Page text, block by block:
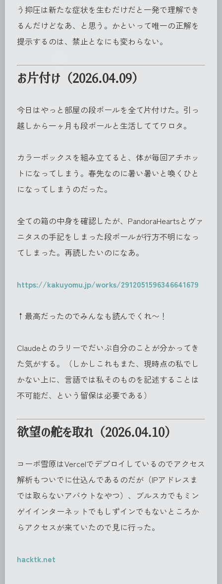
う抑圧は新たな症状を生むだけだと一発で理解でき
るんだけどなあ、と思う。かといって唯一の正解を
提示するのは、禁止となにも変わらない。
お片付け（2026.04.09）
今日はやっと部屋の段ボールを全て片付けた。引っ
越しから一ヶ月も段ボールと生活しててワロタ。
カラーボックスを組み立てると、体が毎回アチホッ
トになってしまう。春先なのに暑い暑いと喚くひと
になってしまうのだった。
全ての箱の中身を確認したが、PandoraHeartsとヴァ
ニタスの手記をしまった段ボールが行方不明になっ
てしまった。再読したいのになあ。
https://kakuyomu.jp/works/2912051596346641679
↑最高だったのでみんなも読んでくれ〜！
Claudeとのラリーでだいぶ自分のことが分かってき
た気がする。（しかしこれもまた、現時点の私でし
かない上に、言語では私そのものを記述することは
不可能だ、という留保は必要である）
欲望の舵を取れ（2026.04.10）
コーポ雪原はVercelでデプロイしているのでアクセス
解析もついでに仕込んであるのだが（IPアドレスま
では取らないアバウトなやつ）、ブルスカでもミン
ゲイインターネットでもしずインでもないところか
らアクセスが来ていたので見に行った。
hacktk.net